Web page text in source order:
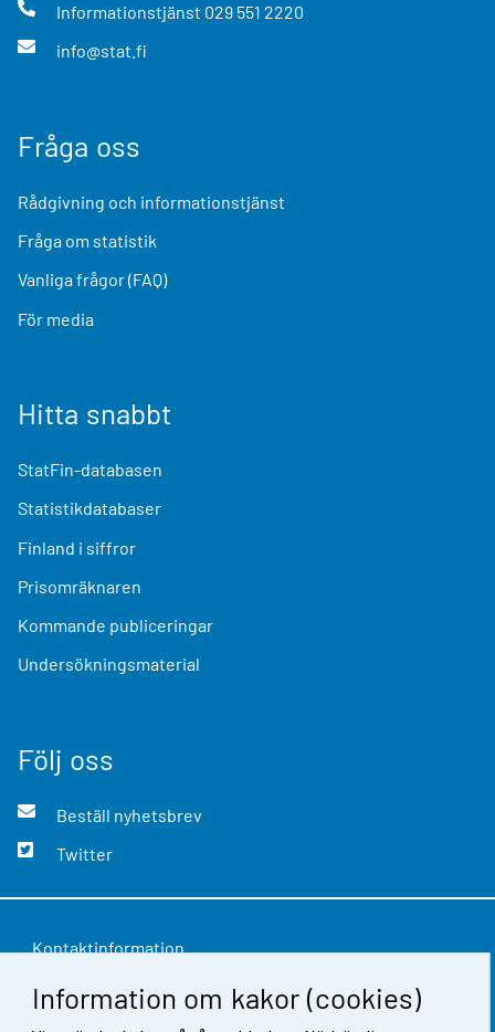
Information om kakor (cookies)
Informationstjänst 029 551 2220
info@stat.fi
Fråga oss
Rådgivning och informationstjänst
Fråga om statistik
Vanliga frågor (FAQ)
För media
Hitta snabbt
StatFin-databasen
Statistikdatabaser
Finland i siffror
Prisomräknaren
Kommande publiceringar
Undersökningsmaterial
Följ oss
Beställ nyhetsbrev
Twitter
Kontaktinformation
Respons